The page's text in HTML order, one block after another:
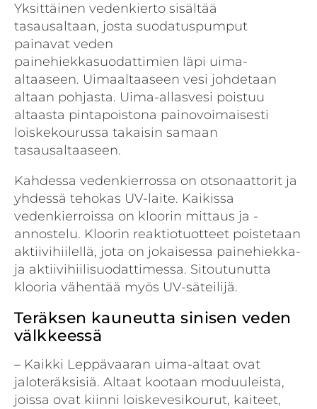
Yksittäinen vedenkierto sisältää
tasausaltaan, josta suodatuspumput
painavat veden
painehiekkasuodattimien läpi uima-
altaaseen. Uimaaltaaseen vesi johdetaan
altaan pohjasta. Uima-allasvesi poistuu
altaasta pintapoistona painovoimaisesti
loiskekourussa takaisin samaan
tasausaltaaseen.
Kahdessa vedenkierrossa on otsonaattorit ja
yhdessä tehokas UV-laite. Kaikissa
vedenkierroissa on kloorin mittaus ja -
annostelu. Kloorin reaktiotuotteet poistetaan
aktiivihiilellä, jota on jokaisessa painehiekka-
ja aktiivihiilisuodattimessa. Sitoutunutta
klooria vähentää myös UV-säteilijä.
Teräksen kauneutta sinisen veden
välkkeessä
– Kaikki Leppävaaran uima-altaat ovat
jaloteräksisiä. Altaat kootaan moduuleista,
joissa ovat kiinni loiskevesikourut, kaiteet,